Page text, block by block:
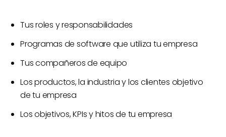
Tus roles y responsabilidades
Programas de software que utiliza tu empresa
Tus compañeros de equipo
Los productos, la industria y los clientes objetivo
de tu empresa
Los objetivos, KPIs y hitos de tu empresa